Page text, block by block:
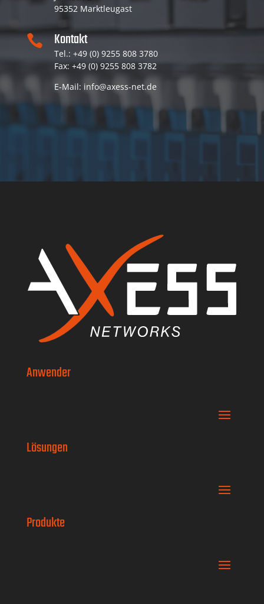
95352 Marktleugast
 Kontakt
Tel.: +49 (0) 9255 808 3780
Fax: +49 (0) 9255 808 3782
E-Mail: info@axess-net.de
Anwender
Lösungen
Produkte